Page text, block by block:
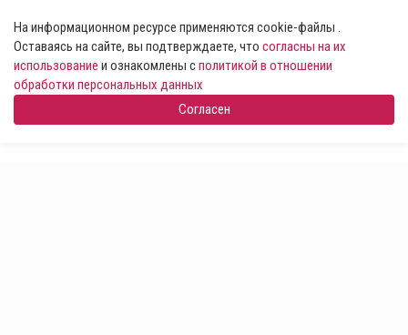
На информационном ресурсе применяются cookie-файлы .
Оставаясь на сайте, вы подтверждаете, что согласны на их
использование и ознакомлены сполитикой в отношении
обработки персональных данных
Согласен